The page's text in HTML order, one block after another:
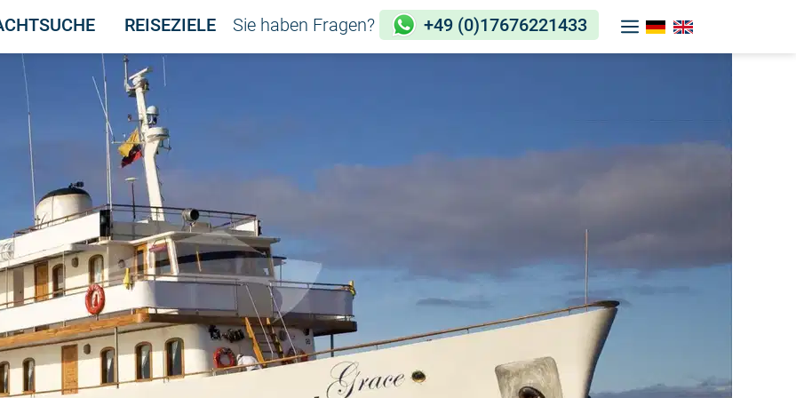
REISEZIELE Sie haben Fragen? +49 (0)17676221433